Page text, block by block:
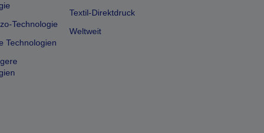
Technologie
Technologien
Textil-Direktdruck
Weltweit